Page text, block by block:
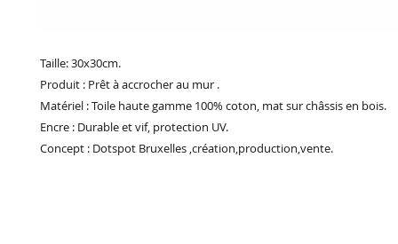
Taille: 30x30cm.
Produit : Prêt à accrocher au mur .
Matériel : Toile haute gamme 100% coton, mat sur châssis en bois.
Encre : Durable et vif, protection UV.
Concept : Dotspot Bruxelles ,création,production,vente.